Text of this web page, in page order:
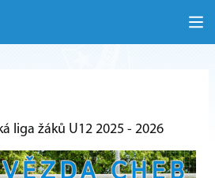
liga žáků U12 2025 - 2026